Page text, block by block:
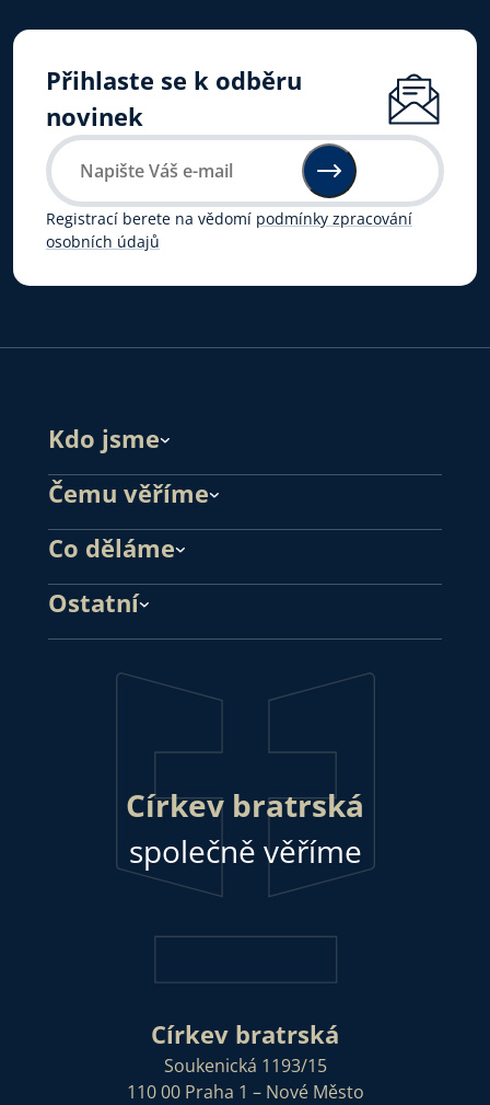
Přihlaste se k odběru
novinek
Registrací berete na vědomí podmínky zpracování
osobních údajů
Kdo jsme
Čemu věříme
Co děláme
Ostatní
Církev bratrská
společně věříme
Církev bratrská
Soukenická 1193/15
110 00 Praha 1 – Nové Město